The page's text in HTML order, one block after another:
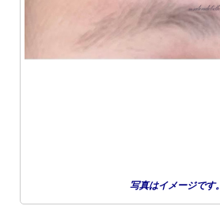
写真はイメージです。